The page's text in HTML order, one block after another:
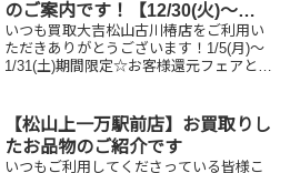
のご案内です！【12/30(火)～
1/4(日)休業です】
いつも買取大吉松山古川椿店をご利用い
ただきありがとうございます！1/5(月)～
1/31(土)期間限定☆お客様還元フェアとし
のお客様限定でご参加いただけます😌(金
券...
【松山上一万駅前店】お買取りし
たお品物のご紹介です
いつもご利用してくださっている皆様こ